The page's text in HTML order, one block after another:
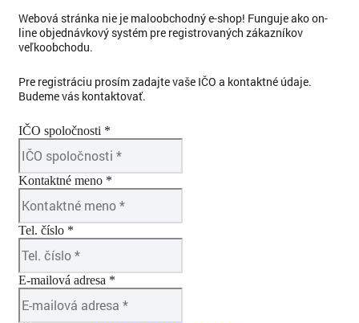
Webová stránka nie je maloobchodný e-shop! Funguje ako on-
line objednávkový systém pre registrovaných zákazníkov
veľkoobchodu.
Pre registráciu prosím zadajte vaše IČO a kontaktné údaje.
Budeme vás kontaktovať.
IČO spoločnosti *
Kontaktné meno *
Tel. číslo *
E-mailová adresa *